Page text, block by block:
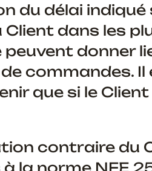
du délai indiqué
Client dans les
peuvent donner
commandes.
que si le
contraire du